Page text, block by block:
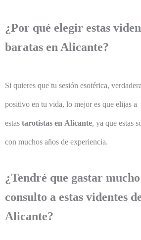
¿Por qué elegir estas
baratas en Alicante?
Si quieres que tu sesión esotérica,
positivo en tu vida, lo mejor es que elijas a
estas tarotistas en Alicante, ya que estas
con muchos años de experiencia.
¿Tendré que gastar
consulto a estas videntes
Alicante?